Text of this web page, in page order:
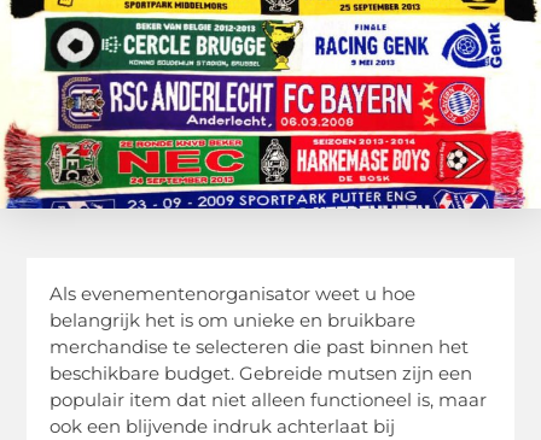
Als evenementenorganisator weet u hoe
belangrijk het is om unieke en bruikbare
merchandise te selecteren die past binnen het
beschikbare budget. Gebreide mutsen zijn een
populair item dat niet alleen functioneel is, maar
ook een blijvende indruk achterlaat bij